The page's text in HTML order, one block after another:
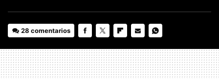
28 comentarios
MAIL